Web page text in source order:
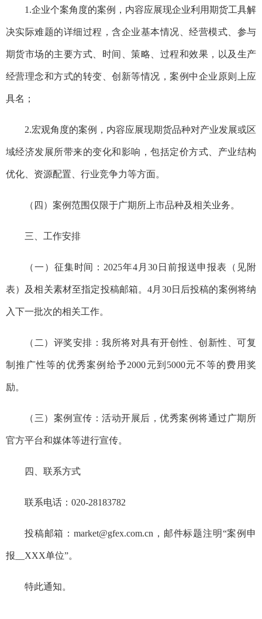
1.企业个案角度的案例，内容应展现企业利用期货工具解
决实际难题的详细过程，含企业基本情况、经营模式、参与
期货市场的主要方式、时间、策略、过程和效果，以及生产
经营理念和方式的转变、创新等情况，案例中企业原则上应
具名；
2.宏观角度的案例，内容应展现期货品种对产业发展或区
域经济发展所带来的变化和影响，包括定价方式、产业结构
优化、资源配置、行业竞争力等方面。
（四）案例范围仅限于广期所上市品种及相关业务。
三、工作安排
（一）征集时间：2025年4月30日前报送申报表（见附
表）及相关素材至指定投稿邮箱。4月30日后投稿的案例将纳
入下一批次的相关工作。
（二）评奖安排：我所将对具有开创性、创新性、可复
制推广性等的优秀案例给予2000元到5000元不等的费用奖
励。
（三）案例宣传：活动开展后，优秀案例将通过广期所
官方平台和媒体等进行宣传。
四、联系方式
联系电话：020-28183782
投稿邮箱：market@gfex.com.cn，邮件标题注明“案例申
报__XXX单位”。
特此通知。